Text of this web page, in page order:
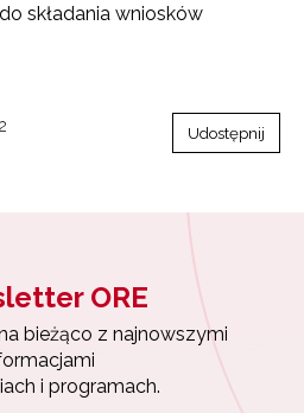
składania wniosków
Udostępnij
ORE
bieżąco z najnowszymi
i programach.